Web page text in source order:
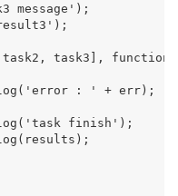
message');
task2, task3],
: ' + err);
finish');